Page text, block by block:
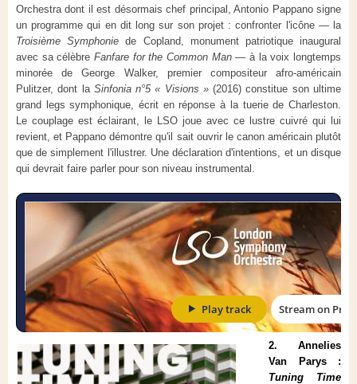
Orchestra dont il est désormais chef principal, Antonio Pappano signe
un programme qui en dit long sur son projet : confronter l'icône — la
Troisième Symphonie de Copland, monument patriotique inaugural
avec sa célèbre Fanfare for the Common Man— à la voix longtemps
minorée de George Walker, premier compositeur afro-américain
Pulitzer, dont la Sinfonia n°5 « Visions »(2016) constitue son ultime
grand legs symphonique, écrit en réponse à la tuerie de Charleston.
Le couplage est éclairant, le LSO joue avec ce lustre cuivré qui lui
revient, et Pappano démontre qu'il sait ouvrir le canon américain plutôt
que de simplement l'illustrer. Une déclaration d'intentions, et un disque
qui devrait faire parler pour son niveau instrumental.
2. Annelies
Van Parys :
Tuning Time